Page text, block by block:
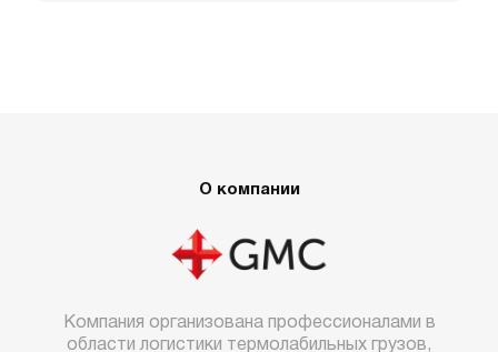
О компании
Компания организована профессионалами в
области логистики термолабильных грузов,